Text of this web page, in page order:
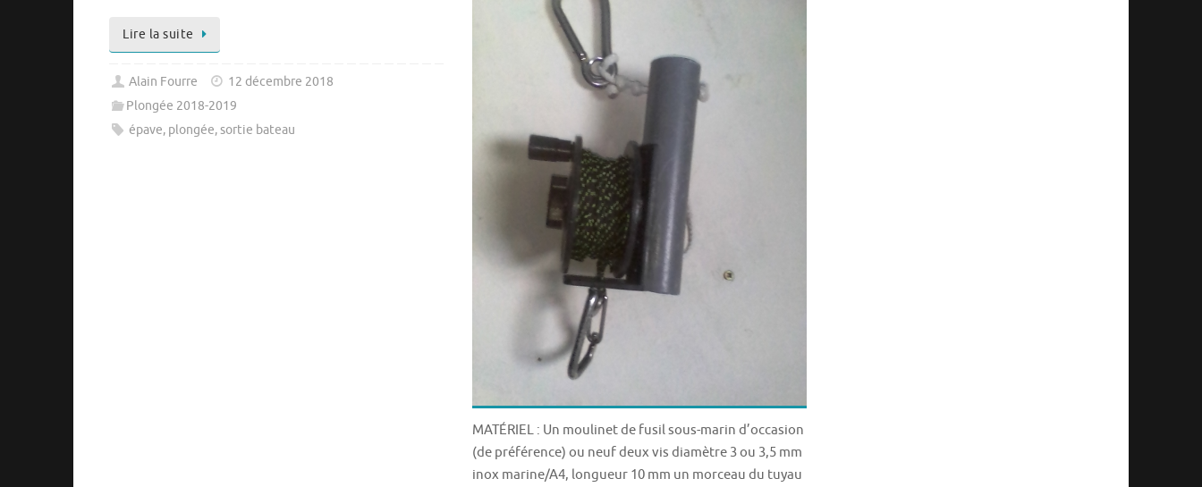
Lire la suite
Alain Fourre
12 décembre 2018
Plongée 2018-2019
épave, plongée,sortie bateau
MATÉRIEL : Un moulinet de fusil sous-marin d’occasion
(de préférence) ou neuf deux vis diamètre 3 ou 3,5 mm
inox marine/A4, longueur 10 mm un morceau du tuyau